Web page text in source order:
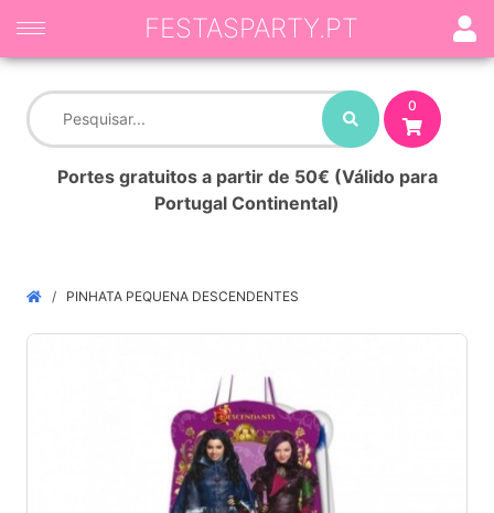
0
Portes gratuitos a partir de 50€ (Válido para
Portugal Continental)
FESTASPARTY.PT
PINHATA PEQUENA DESCENDENTES